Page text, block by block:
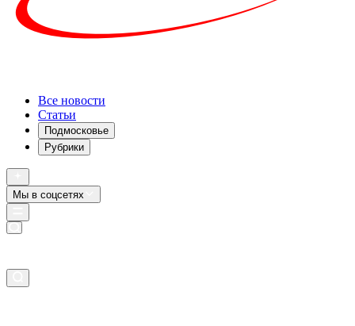
Все новости
Статьи
Подмосковье
Рубрики
Мы в соцсетях